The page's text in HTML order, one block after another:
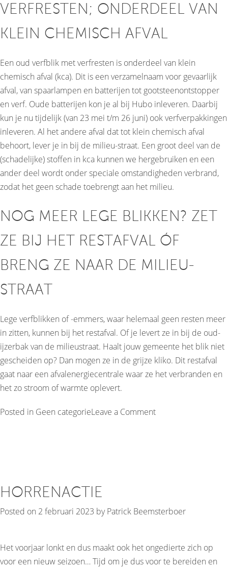
VERFRESTEN; ONDERDEEL VAN
KLEIN CHEMISCH AFVAL
Een oud verfblik met verfresten is onderdeel van klein
chemisch afval (kca). Dit is een verzamelnaam voor gevaarlijk
afval, van spaarlampen en batterijen tot gootsteenontstopper
en verf. Oude batterijen kon je al bij Hubo inleveren. Daarbij
kun je nu tijdelijk (van 23 mei t/m 26 juni) ook verfverpakkingen
inleveren. Al het andere afval dat tot klein chemisch afval
behoort, lever je in bij de milieu-straat. Een groot deel van de
(schadelijke) stoffen in kca kunnen we hergebruiken en een
ander deel wordt onder speciale omstandigheden verbrand,
zodat het geen schade toebrengt aan het milieu.
NOG MEER LEGE BLIKKEN? ZET
ZE BIJ HET RESTAFVAL ÓF
BRENG ZE NAAR DE MILIEU-
STRAAT
Lege verfblikken of -emmers, waar helemaal geen resten meer
in zitten, kunnen bij het restafval. Of je levert ze in bij de oud-
ijzerbak van de milieustraat. Haalt jouw gemeente het blik niet
gescheiden op? Dan mogen ze in de grijze kliko. Dit restafval
gaat naar een afvalenergiecentrale waar ze het verbranden en
het zo stroom of warmte oplevert.
Posted in Geen categorieLeave a Commenton
HORRENACTIE
Posted on 2 februari 2023 byPatrick Beemsterboer
Het voorjaar lonkt en dus maakt ook het ongedierte zich op
voor een nieuw seizoen… Tijd om je dus voor te bereiden en